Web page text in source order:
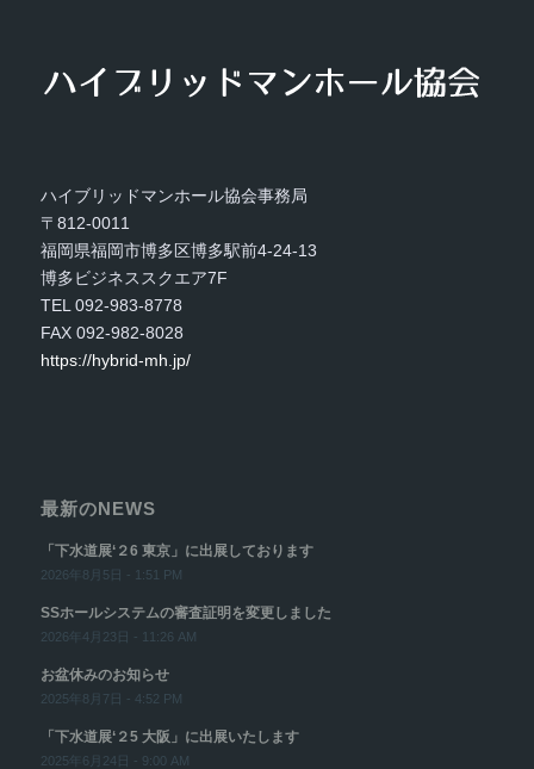
ハイブリッドマンホール協会事務局
〒812-0011
福岡県福岡市博多区博多駅前4-24-13
博多ビジネススクエア7F
TEL 092-983-8778
FAX 092-982-8028
https://hybrid-mh.jp/
最新のNEWS
「下水道展‘２6 東京」に出展しております
2026年8月5日 - 1:51 PM
SSホールシステムの審査証明を変更しました
2026年4月23日 - 11:26 AM
お盆休みのお知らせ
2025年8月7日 - 4:52 PM
「下水道展‘２5 大阪」に出展いたします
2025年6月24日 - 9:00 AM